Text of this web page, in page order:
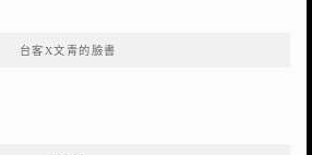
台客X文青的臉書